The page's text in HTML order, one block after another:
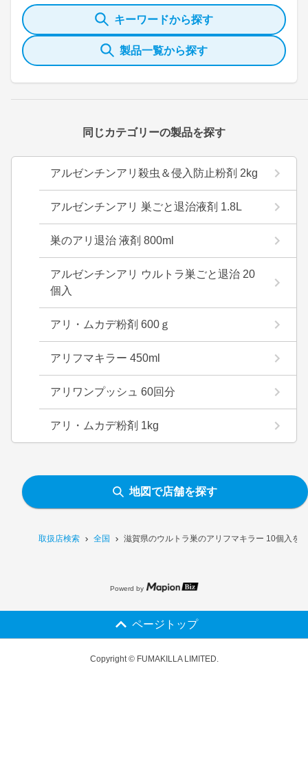
取扱店検索 全国 滋賀県のウルトラ巣のアリフマキラー 10個入を
キーワードから探す
製品一覧から探す
同じカテゴリーの製品を探す
アルゼンチンアリ殺虫＆侵入防止粉剤 2kg
アルゼンチンアリ 巣ごと退治液剤 1.8L
巣のアリ退治 液剤 800ml
アルゼンチンアリ ウルトラ巣ごと退治 20
個入
アリ・ムカデ粉剤 600ｇ
アリフマキラー 450ml
アリワンプッシュ 60回分
アリ・ムカデ粉剤 1kg
地図で店舗を探す
Powerd by
ページトップ
Copyright © FUMAKILLA LIMITED.